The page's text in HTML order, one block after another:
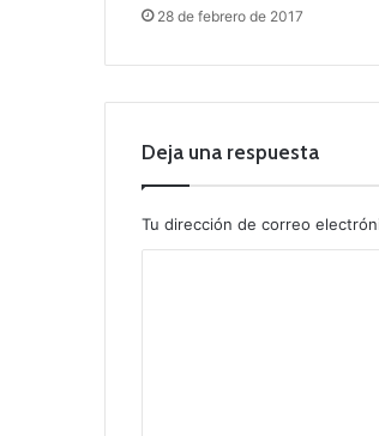
28 de febrero de 2017
Deja una respuesta
Tu dirección de correo